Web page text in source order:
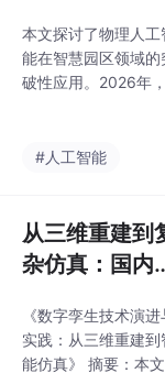
在特定应用场景仿真
境中完成大量训练和
证，实现从“会表演”向
真正“能干活”的跨越。
中的感知、预测和控
理的任务更分散，场
也更碎片化：
本文探讨了物理人工
能在智慧园区领域的
破性应用。2026年
技术，实现了从分散
秋湖研发中心为例，
于51Aes平台的智能运
营中心将2600英亩园
维可视化，实现自主
测和即时调控。这种
理模式不仅解决了传
#人工智能
从三维重建到
杂仿真：国内
力演进图谱与
构实践
《数字孪生技术演进
实践：从三维重建到
能仿真》 摘要：本文